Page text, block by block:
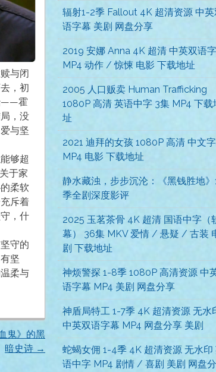
与闭
，初
——霍
，没
与坚
够超
于家
柔软
斥着
，什
守的
坚
柔与
鬼》的黑
暗史诗 →
辐射1-2季 Fallout 4K 超清资源 中英
语字幕 美剧 网盘分享
2019 安娜 Anna 4K 超清 中英双语
MP4 动作 / 惊悚 电影 下载地址
2005 人口贩卖 Human Trafficking
1080P 高清 英语中字 3集 MP4 下载
址
2021 迪拜的女孩 1080P 高清 中文
MP4 电影 下载地址
静水藏浊，步步沉沦：《黑钱胜地
季全剧深度影评
2025 玉茗茶骨 4K 超清 国语中字（
幕） 36集 MKV 爱情 / 悬疑 / 古装
剧 下载地址
神烦警探 1-8季 1080P 高清资源 中
语字幕 MP4 美剧 网盘分享
神盾局特工 1-7季 4K 超清资源 无水
中英双语字幕 MP4 网盘分享 美剧
蛇蝎女佣 1-4季 4K 超清资源 无水印
语中字 MP4 剧情 / 喜剧 美剧 网盘